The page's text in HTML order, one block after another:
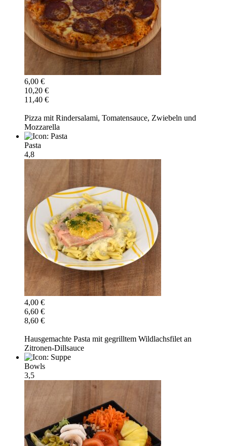
6,00 €
10,20 €
11,40 €
Pizza mit Rindersalami, Tomatensauce, Zwiebeln und
Mozzarella
Pasta
4,8
4,00 €
6,60 €
8,60 €
Hausgemachte Pasta mit gegrilltem Wildlachsfilet an
Zitronen-Dillsauce
Bowls
3,5